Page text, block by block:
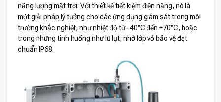
năng lượng mặt trời. Với thiết kế tiết kiệm điện năng, nó là
một giải pháp lý tưởng cho các ứng dụng giám sát trong môi
trường khắc nghiệt, như nhiệt độ từ -40°C đến +70°C, hoặc
trong những tình huống như lũ lụt, nhờ lớp vỏ bảo vệ đạt
chuẩn IP68.